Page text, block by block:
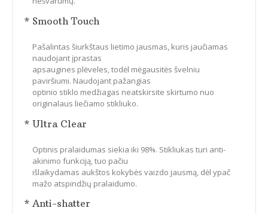
* Smooth Touch
Pašalintas šiurkštaus lietimo jausmas, kuris jaučiamas
naudojant įprastas
apsaugines plėveles, todėl mėgausitės švelniu
paviršiumi. Naudojant pažangias
optinio stiklo medžiagas neatskirsite skirtumo nuo
originalaus liečiamo stikliuko.
* Ultra Clear
Optinis pralaidumas siekia iki 98%. Stikliukas turi anti-
akinimo funkciją, tuo pačiu
išlaikydamas aukštos kokybės vaizdo jausmą, dėl ypač
mažo atspindžių pralaidumo.
* Anti-shatter